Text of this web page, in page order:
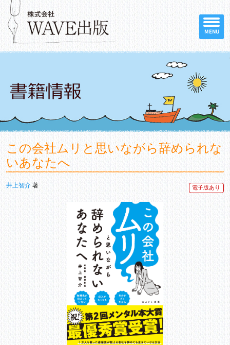
MENU
この会社ムリと思いながら辞められな
いあなたへ
井上智介 著 電子版あり